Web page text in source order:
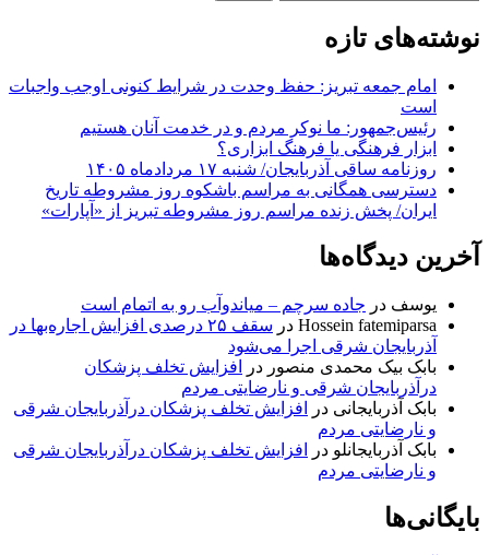
نوشته‌های تازه
امام جمعه تبریز: حفظ وحدت در شرایط کنونی اوجب واجبات
است
رئیس‌جمهور: ما نوکر مردم و در خدمت آنان هستیم
ابزار فرهنگی یا فرهنگ ابزاری؟
روزنامه ساقی آذربایجان/ شنبه ۱۷ مردادماه ۱۴۰۵
دسترسی همگانی به مراسم باشکوه روز مشروطه تاریخ
ایران/ پخش زنده مراسم روز مشروطه تبریز از «آپارات»
آخرین دیدگاه‌ها
یوسف در جاده سرچم – میاندوآب رو به اتمام است
Hossein fatemiparsa در
سقف ۲۵ درصدی افزایش اجاره‌بها در
آذربایجان شرقی اجرا می‌شود
بابک بیک محمدی منصور در
افزایش تخلف پزشکان
درآذربایجان شرقی و نارضایتی مردم
بابک آذربایجانی در
افزایش تخلف پزشکان درآذربایجان شرقی
و نارضایتی مردم
بابک آذربایجانلو در
افزایش تخلف پزشکان درآذربایجان شرقی
و نارضایتی مردم
بایگانی‌ها